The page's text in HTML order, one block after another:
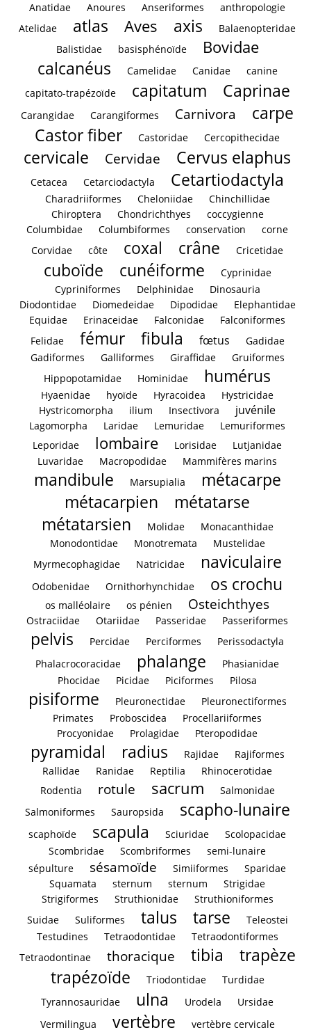
Anatidae
Anoures Anseriformes
anthropologie
Atelidae
atlas Aves axis
Balaenopteridae
Balistidae
basisphénoïde Bovidae
calcanéus Camelidae Canidae
canine
capitato-trapézoïde
capitatum Caprinae
Carangidae Carangiformes Carnivora
carpe
Castor fiber
Castoridae Cercopithecidae
cervicale Cervidae Cervus elaphus
Cetacea Cetarciodactyla Cetartiodactyla
Charadriiformes Cheloniidae
Chinchillidae
Chiroptera
Chondrichthyes
coccygienne
Columbidae
Columbiformes conservation
corne
Corvidae
côte coxal crâne Cricetidae
cuboïde cunéiforme
Cyprinidae
Cypriniformes
Delphinidae
Dinosauria
Diodontidae
Diomedeidae Dipodidae
Elephantidae
Equidae
Erinaceidae Falconidae
Falconiformes
Felidae
fémur fibula fœtus
Gadidae
Gadiformes
Galliformes Giraffidae
Gruiformes
Hippopotamidae
Hominidae humérus
Hyaenidae hyoïde Hyracoidea
Hystricidae
Hystricomorpha
ilium Insectivora juvénile
Lagomorpha Laridae Lemuridae
Lemuriformes
Leporidae
lombaire Lorisidae
Lutjanidae
Luvaridae
Macropodidae Mammifères marins
mandibule Marsupialia
métacarpe
métacarpien
métatarse
métatarsien
Molidae
Monacanthidae
Monodontidae
Monotremata
Mustelidae
Myrmecophagidae
Natricidae naviculaire
Odobenidae Ornithorhynchidae os crochu
os malléolaire os pénien Osteichthyes
Ostraciidae Otariidae Passeridae Passeriformes
pelvis Percidae Perciformes
Perissodactyla
Phalacrocoracidae
phalange
Phasianidae
Phocidae
Picidae Piciformes Pilosa
pisiforme Pleuronectidae
Pleuronectiformes
Primates
Proboscidea
Procellariiformes
Procyonidae
Prolagidae Pteropodidae
pyramidal radius Rajidae
Rajiformes
Rallidae
Ranidae Reptilia
Rhinocerotidae
Rodentia
rotule sacrum
Salmonidae
Salmoniformes
Sauropsida scapho-lunaire
scaphoïde scapula Sciuridae
Scolopacidae
Scombridae
Scombriformes
semi-lunaire
sépulture
sésamoïde Simiiformes
Sparidae
Squamata
sternum sternum
Strigidae
Strigiformes
Struthionidae
Struthioniformes
Suidae
Suliformes talus tarse
Teleostei
Testudines
Tetraodontidae
Tetraodontiformes
Tetraodontinae
thoracique tibia
trapèze
trapézoïde
Triodontidae
Turdidae
Tyrannosauridae
ulna Urodela
Ursidae
Vermilingua
vertèbre vertèbre cervicale